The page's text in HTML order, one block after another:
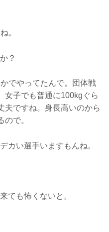
。
？
でやってたんで。団体戦
女子でも普通に100kgぐら
夫ですね。身長高いのから
で。
カい選手いますもんね。
ても怖くないと。